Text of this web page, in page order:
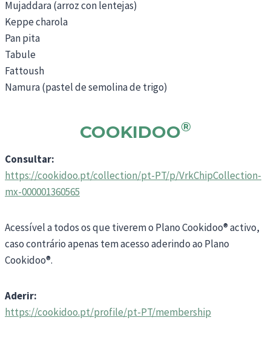
Mujaddara (arroz con lentejas)
Keppe charola
Pan pita
Tabule
Fattoush
Namura (pastel de semolina de trigo)
COOKIDOO®
Consultar:
https://cookidoo.pt/collection/pt-PT/p/VrkChipCollection-
mx-000001360565
Acessível a todos os que tiverem o Plano Cookidoo® activo,
caso contrário apenas tem acesso aderindo ao Plano
Cookidoo®.
Aderir:
https://cookidoo.pt/profile/pt-PT/membership